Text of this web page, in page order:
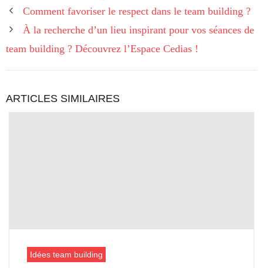
Comment favoriser le respect dans le team building ?
À la recherche d’un lieu inspirant pour vos séances de
team building ? Découvrez l’Espace Cedias !
ARTICLES SIMILAIRES
Idées team building